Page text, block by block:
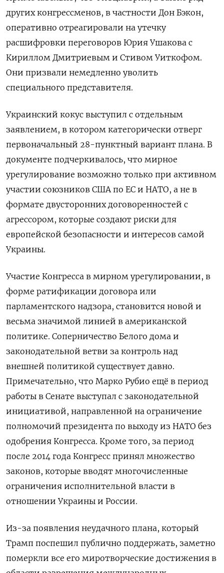
других конгрессменов, в частности Дон Бэкон,
оперативно отреагировали на утечку
расшифровки переговоров Юрия Ушакова с
Кириллом Дмитриевым и Стивом Уиткофом.
Они призвали немедленно уволить
специального представителя.
Украинский кокус выступил с отдельным
заявлением, в котором категорически отверг
первоначальный 28-пунктный вариант плана. В
документе подчеркивалось, что мирное
урегулирование возможно только при активном
участии союзников США по ЕС и НАТО, а не в
формате двусторонних договоренностей с
агрессором, которые создают риски для
европейской безопасности и интересов самой
Украины.
Участие Конгресса в мирном урегулировании, в
форме ратификации договора или
парламентского надзора, становится новой и
весьма значимой линией в американской
политике. Соперничество Белого дома и
законодательной ветви за контроль над
внешней политикой существует давно.
Примечательно, что Марко Рубио ещё в период
работы в Сенате выступал с законодательной
инициативой, направленной на ограничение
полномочий президента по выходу из НАТО без
одобрения Конгресса. Кроме того, за период
после 2014 года Конгресс принял множество
законов, которые вводят многочисленные
ограничения исполнительной власти в
отношении Украины и России.
Из-за появления неудачного плана, который
Трамп поспешил публично поддержать, заметно
померкли все его миротворческие достижения в